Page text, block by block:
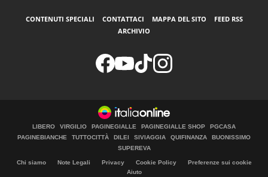
CONTENUTI SPECIALI CONTATTACI MAPPA DEL SITO
FEED RSS
ARCHIVIO
LIBERO VIRGILIO PAGINEGIALLE PAGINEGIALLE SHOP
PGCASA
PAGINEBIANCHE
TUTTOCITTÀ DILEI SIVIAGGIA QUIFINANZA
BUONISSIMO
SUPEREVA
Chi siamo Note Legali Privacy Cookie Policy
Preferenze sui cookie
Aiuto